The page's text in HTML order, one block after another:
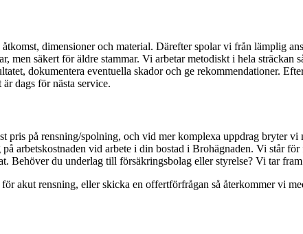
dimensioner och material. Därefter spolar vi från lämplig
säkert för äldre stammar. Vi arbetar metodiskt i hela sträckan
dokumentera eventuella skador och ge rekommendationer.
dags för nästa service.
på rensning/spolning, och vid mer komplexa uppdrag bryter vi
arbetskostnaden vid arbete i din bostad i Brohägnaden. Vi står
Behöver du underlag till försäkringsbolag eller styrelse? Vi tar
akut rensning, eller skicka en offertförfrågan så återkommer vi